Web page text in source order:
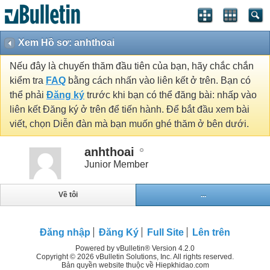
Xem Hồ sơ: anhthoai
Nếu đây là chuyến thăm đầu tiên của bạn, hãy chắc chắn
kiểm tra FAQ bằng cách nhấn vào liên kết ở trên. Bạn có
thể phải Đăng ký trước khi bạn có thể đăng bài: nhấp vào
liên kết Đăng ký ở trên để tiến hành. Để bắt đầu xem bài
viết, chọn Diễn đàn mà bạn muốn ghé thăm ở bên dưới.
anhthoai
Junior Member
Về tôi ...
Đăng nhập Đăng Ký Full Site Lên trên
Powered by vBulletin® Version 4.2.0
Copyright © 2026 vBulletin Solutions, Inc. All rights reserved.
Bản quyền website thuộc về Hiepkhidao.com